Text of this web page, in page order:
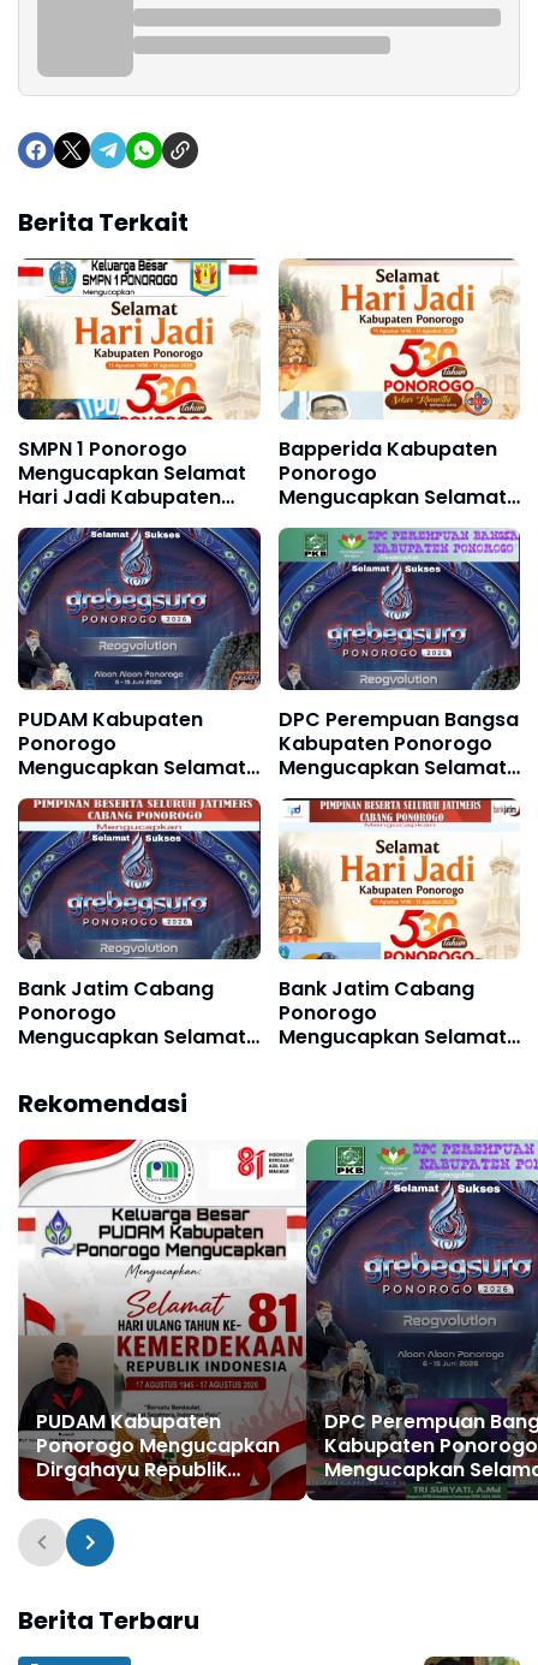
Berita Terkait
SMPN 1 Ponorogo
Mengucapkan Selamat
Hari Jadi Kabupaten
Ponorogo ke 530, 11
Agustus 1496 - 11
Agustus 2026
Bapperida Kabupaten
Ponorogo
Mengucapkan Selamat
Hari Jadi Kabupaten
Ponorogo ke 530, 11
Agustus 1496 - 11
Agustus 2026
PUDAM Kabupaten
Ponorogo
Mengucapkan Selamat
Festival Reyog Remaja
XXI dan Festival
Nasional Reyog
Ponorogo XXXI Tahun
2026
DPC Perempuan Bangsa
Kabupaten Ponorogo
Mengucapkan Selamat
Suro, FRR XXII & FNRP
XXXI Tahun 2026
Bank Jatim Cabang
Ponorogo
Mengucapkan Selamat
Remaja XXII & Festival
Nasional Reog
Ponorogo XXXI Tahun
2026
Bank Jatim Cabang
Ponorogo
Mengucapkan Selamat
Agustus 2026
Rekomendasi
PUDAM Kabupaten
Ponorogo Mengucapkan
Dirgahayu Republik
Indonesia ke 81, 17
Agustus 1945 - 17
Agustus 2026
DPC Perempuan
Kabupaten Ponorogo
Mengucapkan
dan Sukses Grebeg
Berita Terbaru